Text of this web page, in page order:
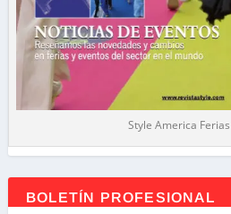
Style America
BOLETÍN PROFESIONAL